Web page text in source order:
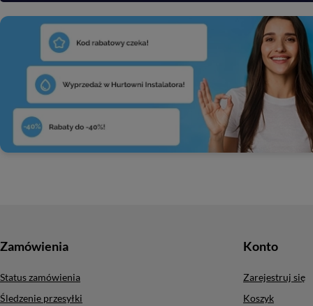
Zamówienia
Status zamówienia
Śledzenie przesyłki
Konto
Zarejestruj się
Koszyk